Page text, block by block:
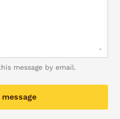
message by email.
message